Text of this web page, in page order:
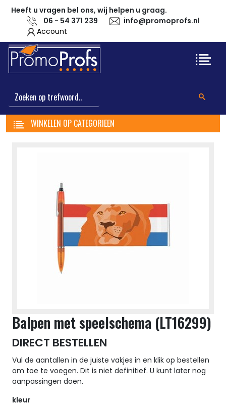
Heeft u vragen bel ons, wij helpen u graag.
06 - 54 371 239
info@promoprofs.nl
Account
WINKELEN OP CATEGORIEEN
Balpen met speelschema (LT16299)
DIRECT BESTELLEN
Vul de aantallen in de juiste vakjes in en klik op bestellen
om toe te voegen. Dit is niet definitief. U kunt later nog
aanpassingen doen.
kleur